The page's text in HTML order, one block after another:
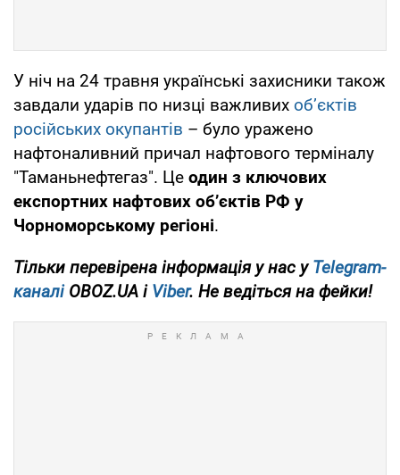
У ніч на 24 травня українські захисники також
завдали ударів по низці важливих об’єктів
російських окупантів – було уражено
нафтоналивний причал нафтового терміналу
"Таманьнефтегаз". Це один з ключових
експортних нафтових об’єктів РФ у
Чорноморському регіоні.
Тільки перевірена інформація у нас уTelegram-
каналіOBOZ.UA і Viber. Не ведіться на фейки!